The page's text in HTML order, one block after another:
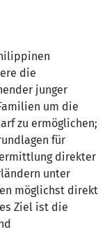
die
junger
um die
zu ermöglichen;
für
direkter
unter
möglichst direkt
Ziel ist die